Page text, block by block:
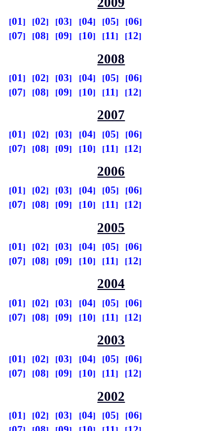
01 02 03 04 05
06
07
08 09 10 11 12
2008
01 02 03 04 05
06
07
08 09 10 11 12
2007
01 02 03 04 05
06
07
08 09 10 11 12
2006
01 02 03 04 05
06
07
08 09 10 11 12
2005
01 02 03 04 05
06
07
08 09 10 11 12
2004
01 02 03 04 05
06
07
08 09 10 11 12
2003
01 02 03 04 05
06
07
08 09 10 11 12
2002
01 02 03 04 05
06